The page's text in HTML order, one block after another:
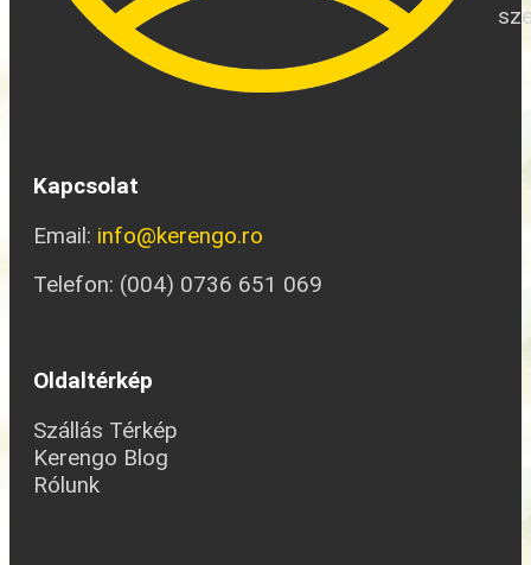
Kapcsolat
Email: info@kerengo.ro
Telefon: (004) 0736 651 069
Oldaltérkép
Szállás Térkép
Kerengo Blog
Rólunk